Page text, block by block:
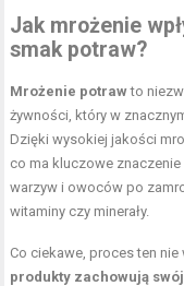
Jak mrożenie
smak potraw?
Mrożenie potrawto
żywności, który w
Dzięki wysokiej jakości
co ma kluczowe
warzyw i owoców po
witaminy czy minerały.
Co ciekawe, proces ten nie
produkty zachowują